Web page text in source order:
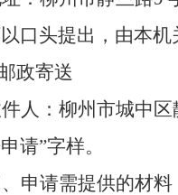
口头提出，由本机
政寄送
人： 柳州市城中区
请”字样。
申请需提供的材料